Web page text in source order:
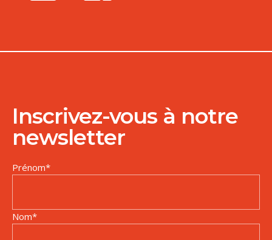
Inscrivez-vous à notre
newsletter
Prénom*
Nom*